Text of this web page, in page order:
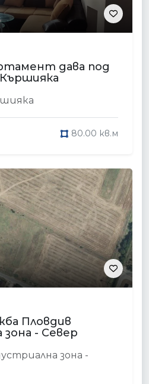
дава под
80.00 кв.м
Пловдив
- Север
зона -